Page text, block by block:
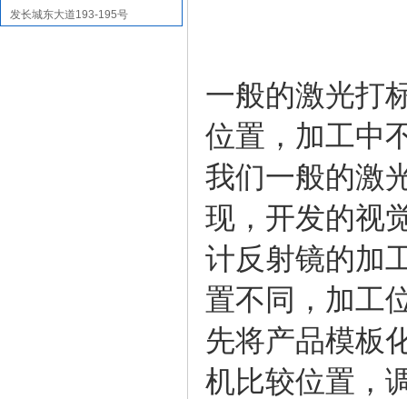
发长城东大道193-195号
一般的激光打
位置，加工中
我们一般的激
现，开发的视
计反射镜的加
置不同，加工
先将产品模板
机比较位置，